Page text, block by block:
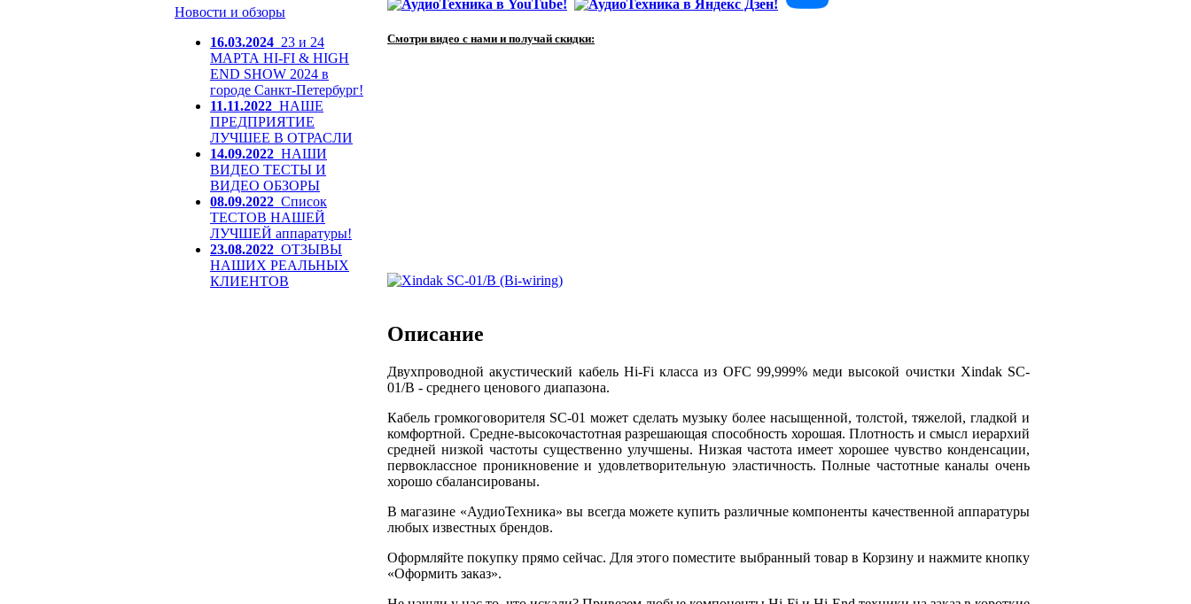
Новости и обзоры
16.03.2024 23 и 24
МАРТА HI-FI & HIGH
END SHOW 2024 в
городе Санкт-Петербург!
11.11.2022 НАШЕ
ПРЕДПРИЯТИЕ
ЛУЧШЕЕ В ОТРАСЛИ
14.09.2022 НАШИ
ВИДЕО ТЕСТЫ И
ВИДЕО ОБЗОРЫ
08.09.2022 Список
ТЕСТОВ НАШЕЙ
ЛУЧШЕЙ аппаратуры!
23.08.2022 ОТЗЫВЫ
НАШИХ РЕАЛЬНЫХ
КЛИЕНТОВ
Смотри видео с нами и получай скидки:
Описание
Двухпроводной акустический кабель Hi-Fi класса из OFC 99,999%меди высокой очистки Xindak SC-
01/B - среднего ценового диапазона.
Кабель громкоговорителя SC-01 может сделать музыку более насыщенной, толстой, тяжелой, гладкой и
комфортной. Средне-высокочастотная разрешающая способность хорошая. Плотность и смысл иерархий
средней низкой частоты существенно улучшены. Низкая частота имеет хорошее чувство конденсации,
первоклассное проникновение и удовлетворительную эластичность. Полные частотные каналы очень
хорошо сбалансированы.
В магазине «АудиоТехника» вы всегда можете купить различные компоненты качественной аппаратуры
любых известных брендов.
Оформляйте покупку прямо сейчас. Для этого поместите выбранный товар в Корзину и нажмите кнопку
«Оформить заказ».